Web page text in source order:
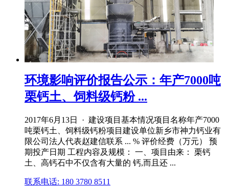
环境影响评价报告公示：年产7000吨
栗钙土、饲料级钙粉 ...
2017年6月13日 · 建设项目基本情况项目名称年产7000
吨栗钙土、饲料级钙粉项目建设单位新乡市神力钙业有
限公司法人代表赵建信联系 ... % 评价经费（万元） 预
期投产日期 工程内容及规模： 一、项目由来： 栗钙
土、高钙石中不仅含有大量的 钙,而且还 ...
联系电话: 180 3780 8511